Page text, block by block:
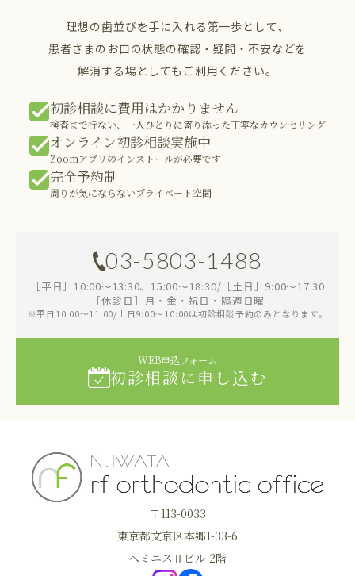
理想の歯並びを手に入れる第一歩として、
患者さまのお口の状態の確認・疑問・不安などを
解消する場としてもご利用ください。
初診相談に費用はかかりません
検査まで行ない、一人ひとりに寄り添った丁寧なカウンセリング
オンライン初診相談実施中
Zoomアプリのインストールが必要です
完全予約制
周りが気にならないプライベート空間
03-5803-1488
［平日］10:00～13:30、15:00～18:30/［土日］9:00～17:30
［休診日］月・金・祝日・隔週日曜
※平日10:00～11:00/土日9:00～10:00は初診相談予約のみとなります。
WEB申込フォーム
初診相談に申し込む
〒113-0033
東京都文京区本郷1-33-6
へミニスⅡビル 2階